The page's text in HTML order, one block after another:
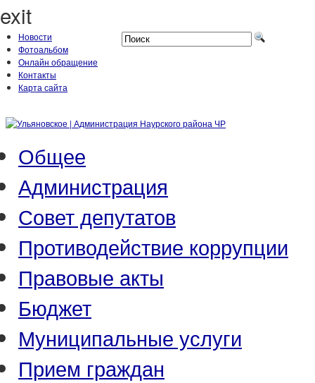
exit
Новости
Фотоальбом
Онлайн обращение
Контакты
Карта сайта
Общее
Администрация
Совет депутатов
Противодействие коррупции
Правовые акты
Бюджет
Муниципальные услуги
Прием граждан